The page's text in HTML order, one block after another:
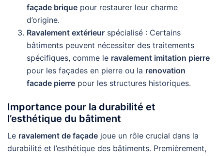
façade brique pour restaurer leur charme
d’origine.
Ravalement extérieur spécialisé : Certains
bâtiments peuvent nécessiter des traitements
spécifiques, comme le ravalement imitation pierre
pour les façades en pierre ou la renovation
facade pierre pour les structures historiques.
Importance pour la durabilité et
l’esthétique du bâtiment
Le ravalement de façade joue un rôle crucial dans la
durabilité et l’esthétique des bâtiments. Premièrement,